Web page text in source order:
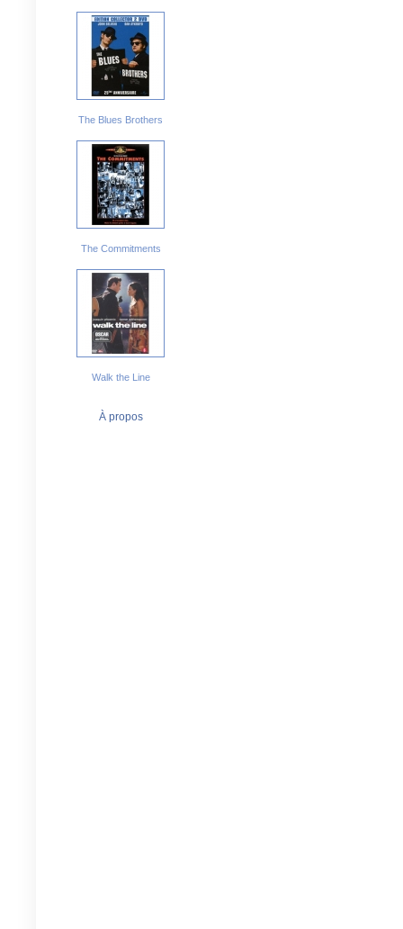
The Blues Brothers
The Commitments
Walk the Line
À propos